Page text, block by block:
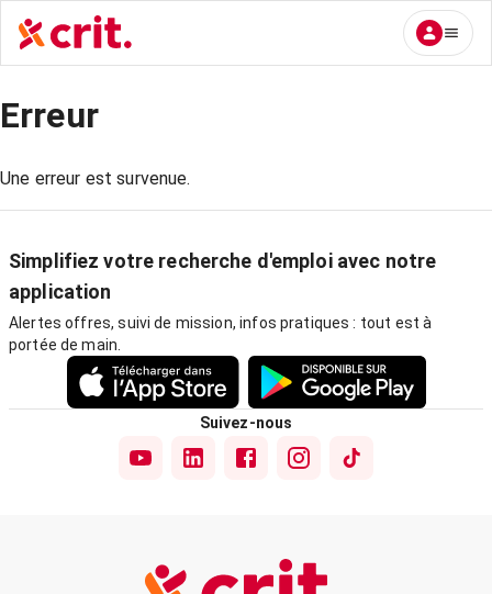
Erreur
Une erreur est survenue.
Simplifiez votre recherche d'emploi avec notre
application
Alertes offres, suivi de mission, infos pratiques : tout est à
portée de main.
Suivez-nous